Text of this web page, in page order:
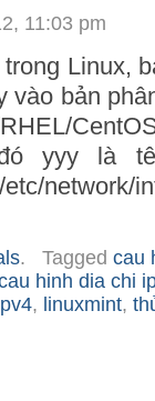
11:03 pm
Linux,
vào bản
đó yyy là
network/
. Tagged cau
hinh dia chi
, linuxmint,